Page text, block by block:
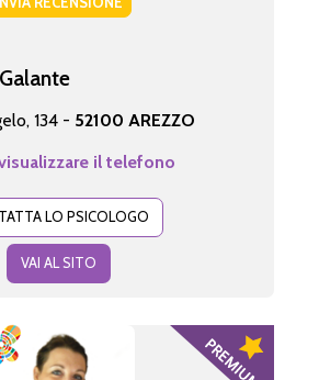
134 - 52100 AREZZO
il telefono
LO PSICOLOGO
VAI AL SITO